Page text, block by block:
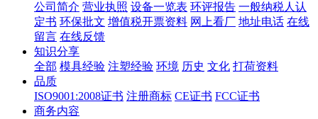
公司简介 营业执照 设备一览表 环评报告 一般纳税人认
定书 环保批文 增值税开票资料 网上看厂 地址电话 在线
留言 在线反馈
知识分享
全部 模具经验 注塑经验 环境 历史 文化 打荷资料
品质
ISO9001:2008证书 注册商标 CE证书 FCC证书
商务内容